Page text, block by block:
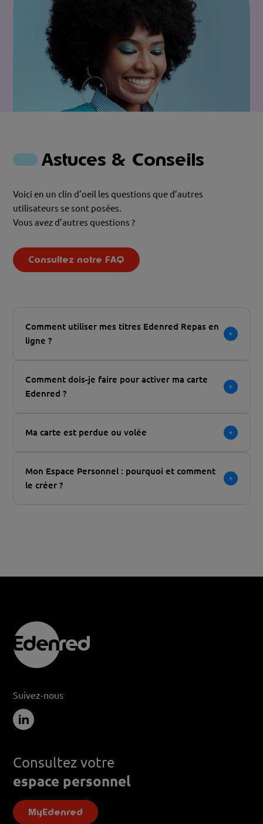
Astuces & Conseils
Voici en un clin d’oeil les questions que d’autres
utilisateurs se sont posées.
Vous avez d’autres questions ?
Consultez notre FAQ
Comment utiliser mes titres Edenred Repas en
ligne ?
Comment dois-je faire pour activer ma carte
Edenred ?
Ma carte est perdue ou volée
Mon Espace Personnel : pourquoi et comment
le créer ?
Suivez-nous
Consultez votre
espace personnel
MyEdenred